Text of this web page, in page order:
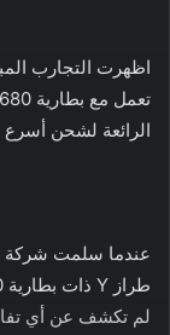
الرائعة لشحن
عندما سلمت شركة
لم تكشف عن أي